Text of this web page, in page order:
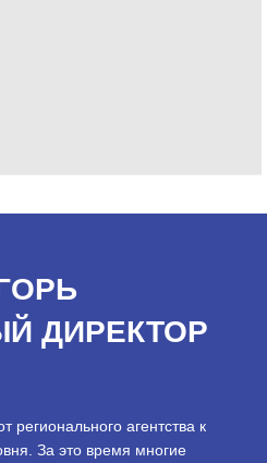
ДИРЕКТОР
агентства к
За это время многие